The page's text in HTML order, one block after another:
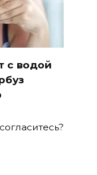
с водой